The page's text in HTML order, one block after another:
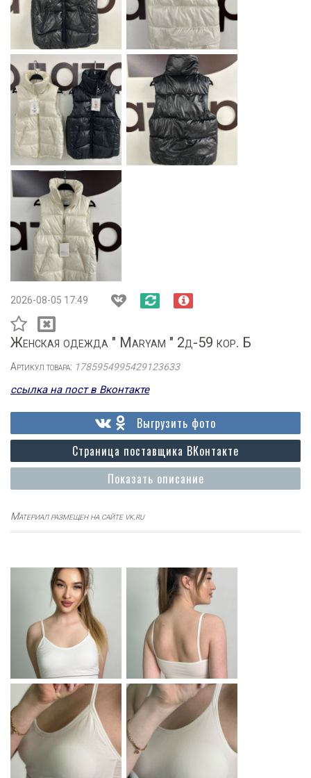
2026-08-05 17:49
Женская одежда " Maryam " 2д-59 кор. Б
Артикул товара: 1785954995429123633
ссылка на пост в Вконтакте
Показать описание
Страница поставщика ВКонтакте
Выгрузить фото
Материал размещен на сайте vk.ru